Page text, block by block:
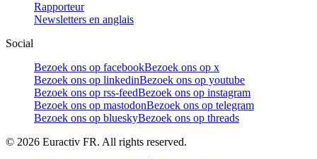
Rapporteur
Newsletters en anglais
Social
Bezoek ons op facebookBezoek ons op x
Bezoek ons op linkedinBezoek ons op youtube
Bezoek ons op rss-feedBezoek ons op instagram
Bezoek ons op mastodonBezoek ons op telegram
Bezoek ons op blueskyBezoek ons op threads
© 2026 Euractiv FR. All rights reserved.